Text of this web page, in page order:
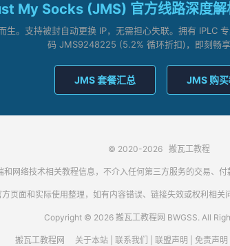
My Socks (JMS) 官方线路深度解
生。支持被封自动更换 IP，无需担心失联。拥有 IPLC
码 JMS9248225 (5.2% 循环折扣)，即刻畅享
JMS 套餐汇总 JMS 购
© 2020-2026 搬瓦工教程
网络技术相关教程信息，不介入任何第三方服务的交易、
页面和实际使用整理，如有内容错误、链接失效或权利相关
Copyright © 2026 搬瓦工教程网 BWGSS. All
搬瓦工教程网 关于本站| 联系我们 联盟声明 免责声明